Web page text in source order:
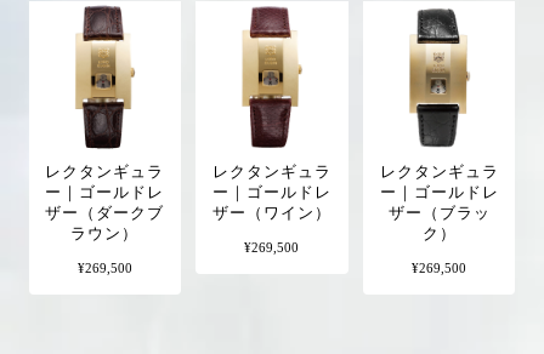
レクタンギュラ
ー｜ゴールドレ
ザー（ダークブ
ラウン）
¥269,500
レクタンギュラ
ー｜ゴールドレ
ザー（ワイン）
¥269,500
レクタンギュラ
ー｜ゴールドレ
ザー（ブラッ
ク）
¥269,500